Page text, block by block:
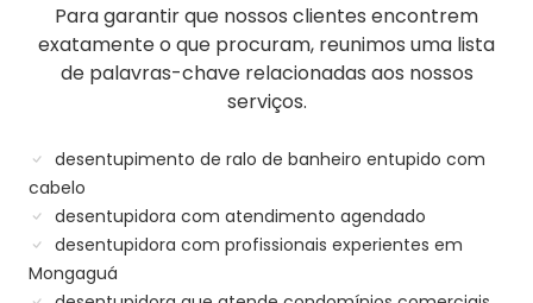
Para garantir que nossos clientes encontrem
exatamente o que procuram, reunimos uma lista
de palavras-chave relacionadas aos nossos
serviços.
desentupimento de ralo de banheiro entupido com
cabelo
desentupidora com atendimento agendado
desentupidora com profissionais experientes em
Mongaguá